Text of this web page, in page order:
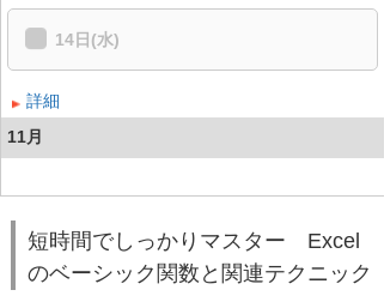
14日(水)
詳細
11月
短時間でしっかりマスター Excel
のベーシック関数と関連テクニック